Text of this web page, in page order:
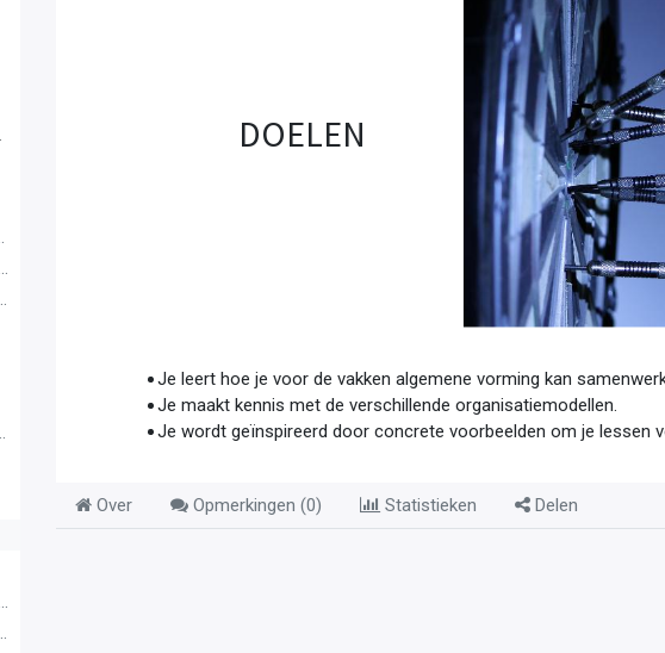
DOELEN
Je leert hoe je voor de vakken algemene vorming kan
Je maakt kennis met de verschillende organisatiemodellen.
Je wordt geïnspireerd door concrete voorbeelden om je lessen
Over Opmerkingen (0) Statistieken Delen